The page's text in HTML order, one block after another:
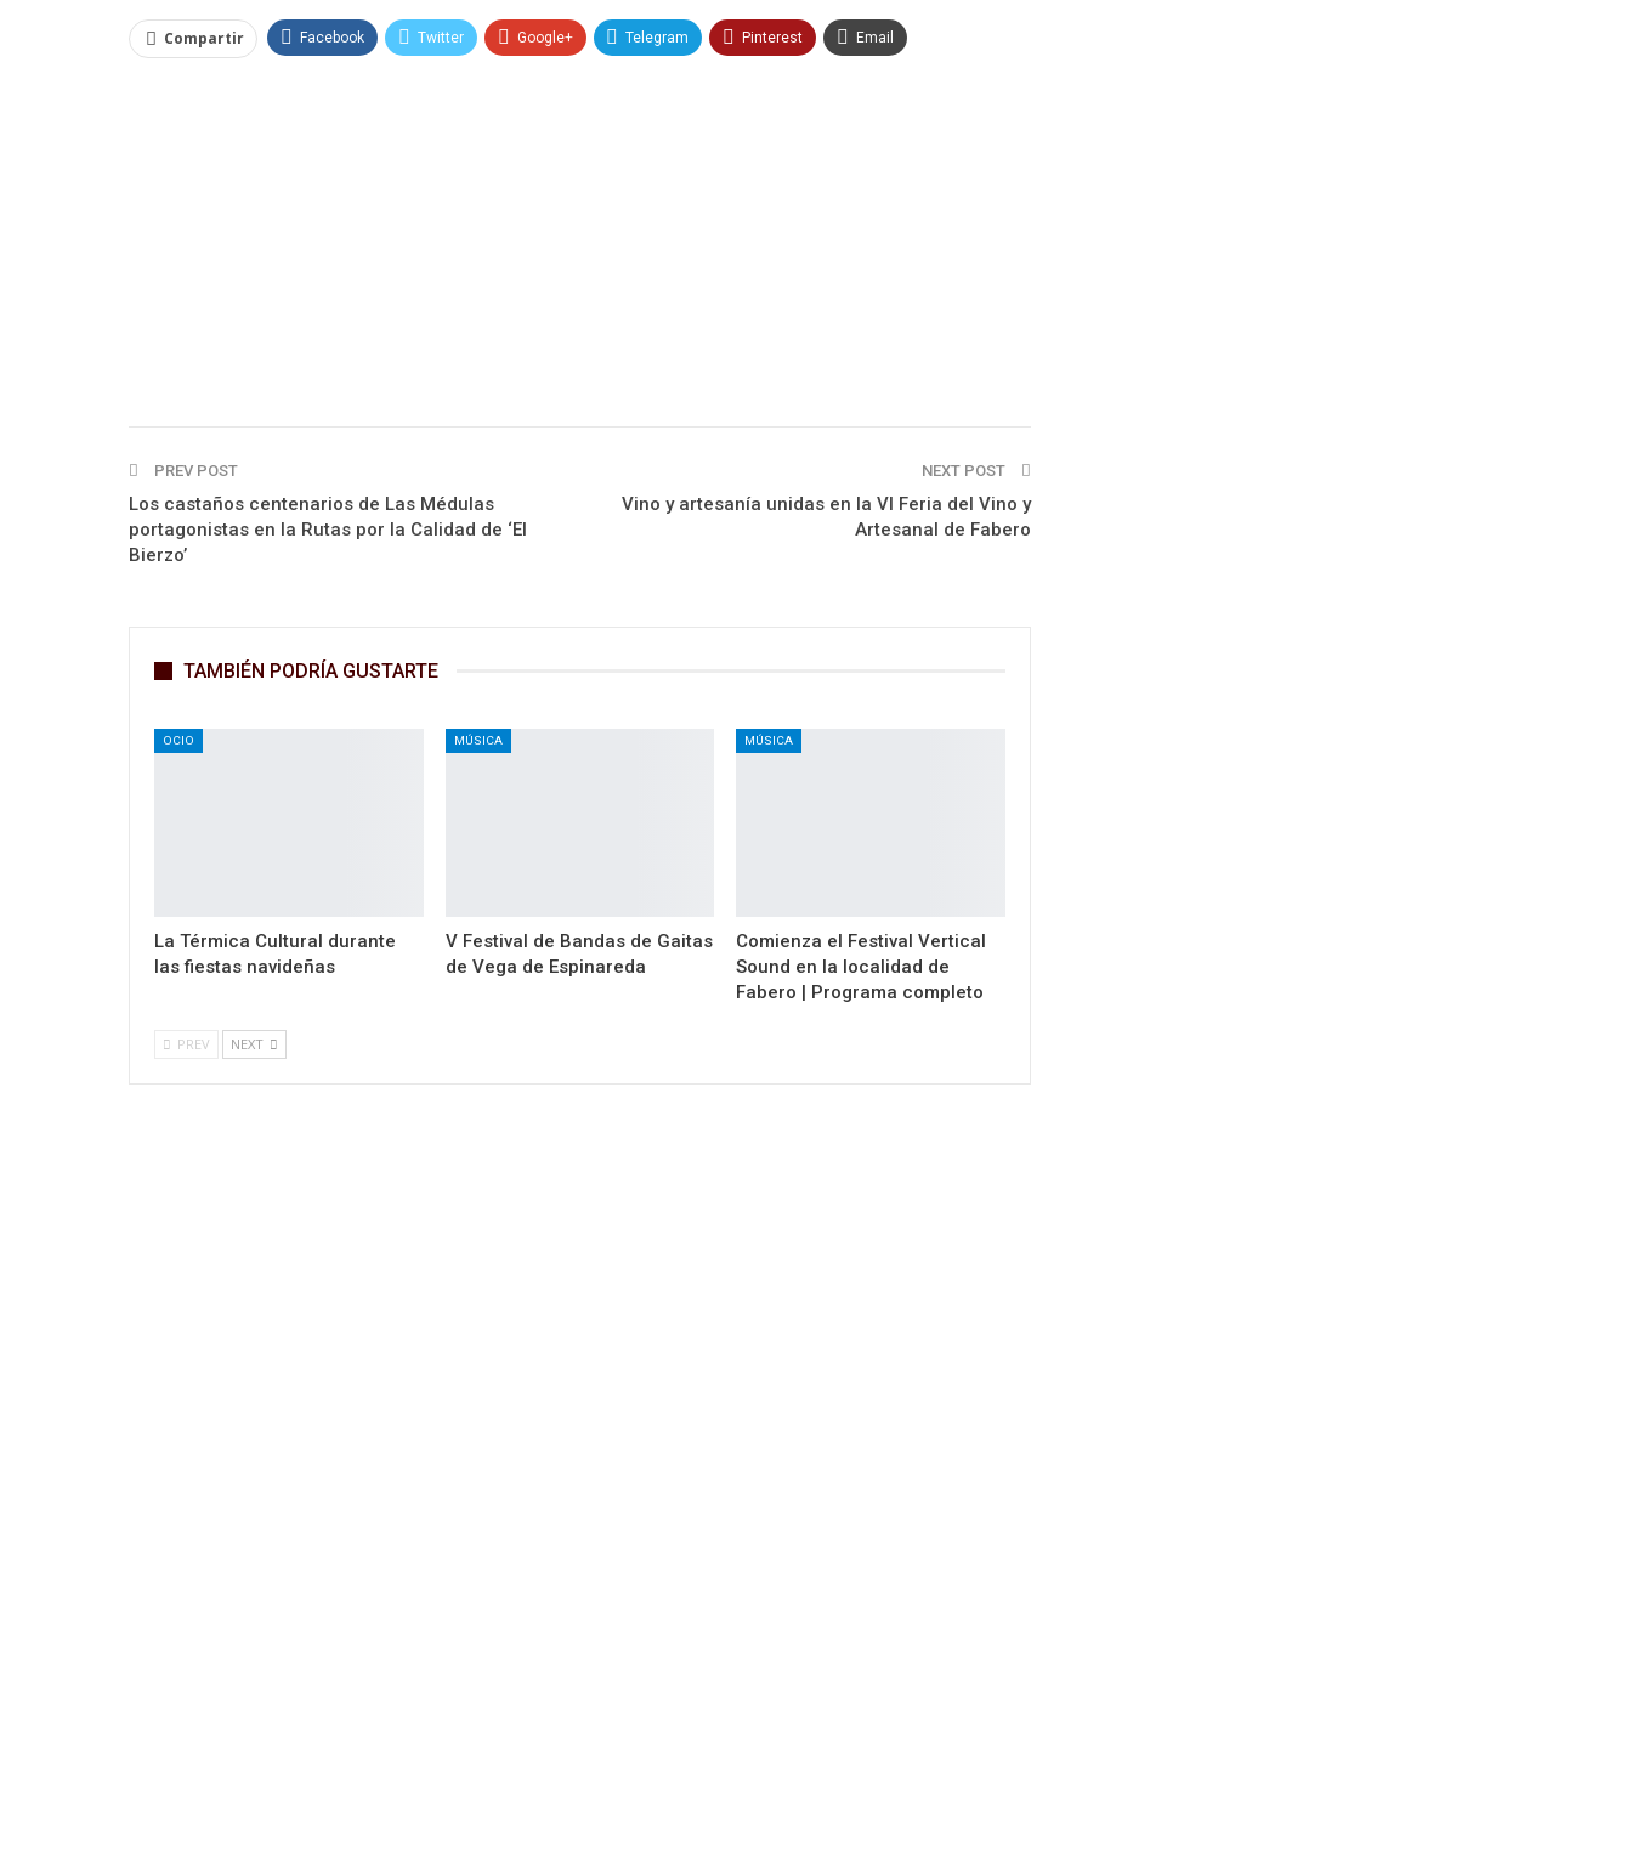
Compartir Facebook Twitter Google+ Telegram Pinterest Email
PREV POST
Los castaños centenarios de Las Médulas
portagonistas en la Rutas por la Calidad de ‘El
Bierzo’
NEXT POST
Vino y artesanía unidas en la VI Feria del Vino y
Artesanal de Fabero
TAMBIÉN PODRÍA GUSTARTE
OCIO
La Térmica Cultural durante
las fiestas navideñas
MÚSICA
V Festival de Bandas de Gaitas
de Vega de Espinareda
MÚSICA
Comienza el Festival Vertical
Sound en la localidad de
Fabero | Programa completo
PREV NEXT